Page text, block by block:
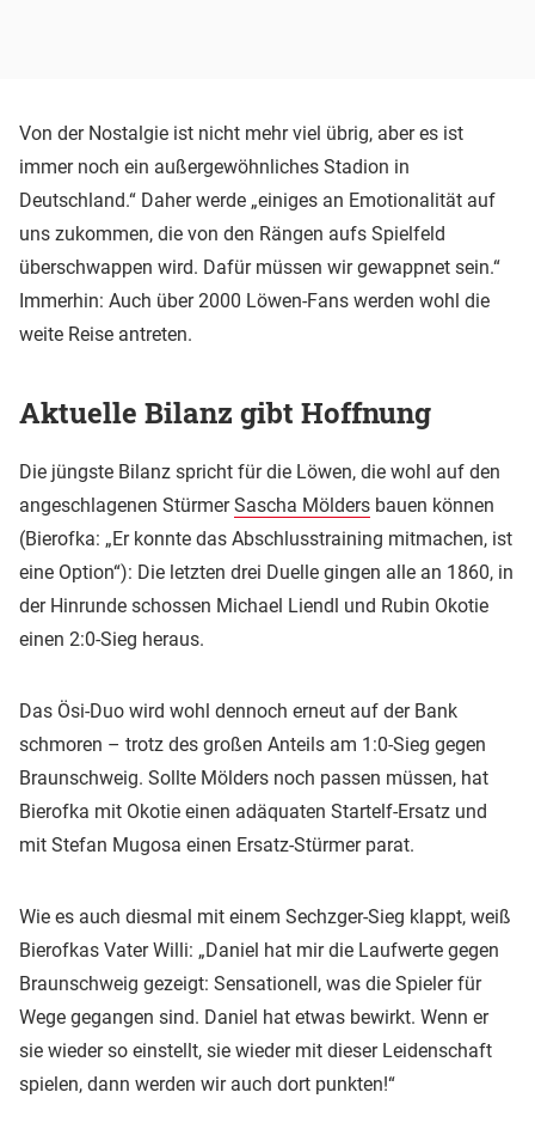
Von der Nostalgie ist nicht mehr viel übrig, aber es ist
immer noch ein außergewöhnliches Stadion in
Deutschland.“ Daher werde „einiges an Emotionalität auf
uns zukommen, die von den Rängen aufs Spielfeld
überschwappen wird. Dafür müssen wir gewappnet sein.“
Immerhin: Auch über 2000 Löwen-Fans werden wohl die
weite Reise antreten.
Aktuelle Bilanz gibt Hoffnung
Die jüngste Bilanz spricht für die Löwen, die wohl auf den
angeschlagenen StürmerSascha Mölders bauen können
(Bierofka: „Er konnte das Abschlusstraining mitmachen, ist
eine Option“): Die letzten drei Duelle gingen alle an 1860, in
der Hinrunde schossen Michael Liendl und Rubin Okotie
einen 2:0-Sieg heraus.
Das Ösi-Duo wird wohl dennoch erneut auf der Bank
schmoren – trotz des großen Anteils am 1:0-Sieg gegen
Braunschweig. Sollte Mölders noch passen müssen, hat
Bierofka mit Okotie einen adäquaten Startelf-Ersatz und
mit Stefan Mugosa einen Ersatz-Stürmer parat.
Wie es auch diesmal mit einem Sechzger-Sieg klappt, weiß
Bierofkas Vater Willi: „Daniel hat mir die Laufwerte gegen
Braunschweig gezeigt: Sensationell, was die Spieler für
Wege gegangen sind. Daniel hat etwas bewirkt. Wenn er
sie wieder so einstellt, sie wieder mit dieser Leidenschaft
spielen, dann werden wir auch dort punkten!“